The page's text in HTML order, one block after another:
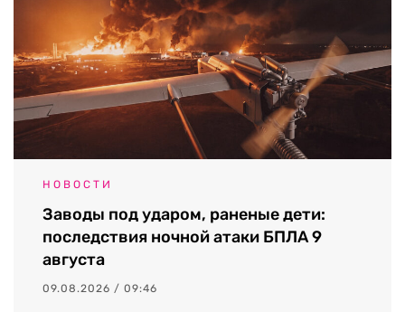
НОВОСТИ
Заводы под ударом, раненые дети:
последствия ночной атаки БПЛА 9
августа
09.08.2026 / 09:46